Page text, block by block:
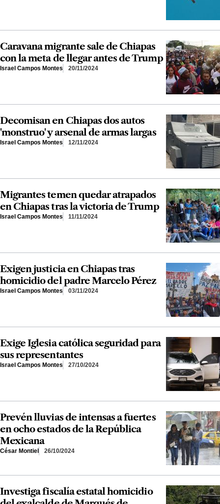
Caravana migrante sale de Chiapas
con la meta de llegar antes de Trump
Israel Campos Montes 20/11/2024
Decomisan en Chiapas dos autos
'monstruo' y arsenal de armas largas
Israel Campos Montes 12/11/2024
Migrantes temen quedar atrapados
en Chiapas tras la victoria de Trump
Israel Campos Montes 11/11/2024
Exigen justicia en Chiapas tras
homicidio del padre Marcelo Pérez
Israel Campos Montes 03/11/2024
Exige Iglesia católica seguridad para
sus representantes
Israel Campos Montes 27/10/2024
Prevén lluvias de intensas a fuertes
en ocho estados de la República
Mexicana
César Montiel 26/10/2024
Investiga fiscalía estatal homicidio